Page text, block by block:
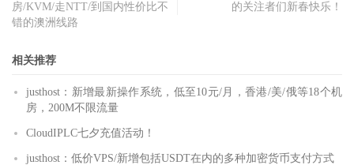
房/KVM/走NTT/到国内性价比不
错的澳洲线路
的关注者们新春快乐！
相关推荐
justhost：新增最新操作系统，低至10元/月，香港/美/俄等18个机
房，200M不限流量
CloudIPLC七夕充值活动！
justhost：低价VPS/新增包括USDT在内的多种加密货币支付方式